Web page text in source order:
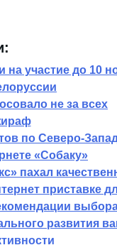
на участие до 10
не за всех
по Северо-
«Собаку»
пахал
приставке
развития